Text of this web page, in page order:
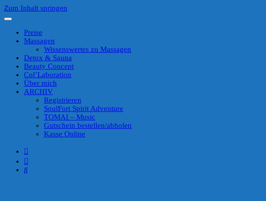
Zum Inhalt springen
Preise
Massagen
Wissenswertes zu Massagen
Detox & Sauna
Beauty Concept
Col’Laboration
Über mich
ARCHIV
Registrieren
SoulFort Spirit Adventure
TOMAI – Music
Gutschein bestellen/abholen
Kasse Online